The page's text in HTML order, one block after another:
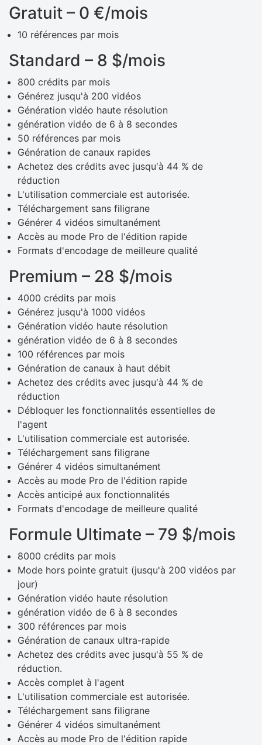
Gratuit – 0 €/mois
10 références par mois
Standard – 8 $/mois
800 crédits par mois
Générez jusqu'à 200 vidéos
Génération vidéo haute résolution
génération vidéo de 6 à 8 secondes
50 références par mois
Génération de canaux rapides
Achetez des crédits avec jusqu'à 44 % de
réduction
L'utilisation commerciale est autorisée.
Téléchargement sans filigrane
Générer 4 vidéos simultanément
Accès au mode Pro de l'édition rapide
Formats d'encodage de meilleure qualité
Premium – 28 $/mois
4000 crédits par mois
Générez jusqu'à 1000 vidéos
Génération vidéo haute résolution
génération vidéo de 6 à 8 secondes
100 références par mois
Génération de canaux à haut débit
Achetez des crédits avec jusqu'à 44 % de
réduction
Débloquer les fonctionnalités essentielles de
l'agent
L'utilisation commerciale est autorisée.
Téléchargement sans filigrane
Générer 4 vidéos simultanément
Accès au mode Pro de l'édition rapide
Accès anticipé aux fonctionnalités
Formats d'encodage de meilleure qualité
Formule Ultimate – 79 $/mois
8000 crédits par mois
Mode hors pointe gratuit (jusqu'à 200 vidéos par
jour)
Génération vidéo haute résolution
génération vidéo de 6 à 8 secondes
300 références par mois
Génération de canaux ultra-rapide
Achetez des crédits avec jusqu'à 55 % de
réduction.
Accès complet à l'agent
L'utilisation commerciale est autorisée.
Téléchargement sans filigrane
Générer 4 vidéos simultanément
Accès au mode Pro de l'édition rapide